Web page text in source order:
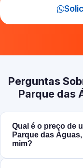
Perguntas
Parque das
Qual é o preço de
Parque das
mim?